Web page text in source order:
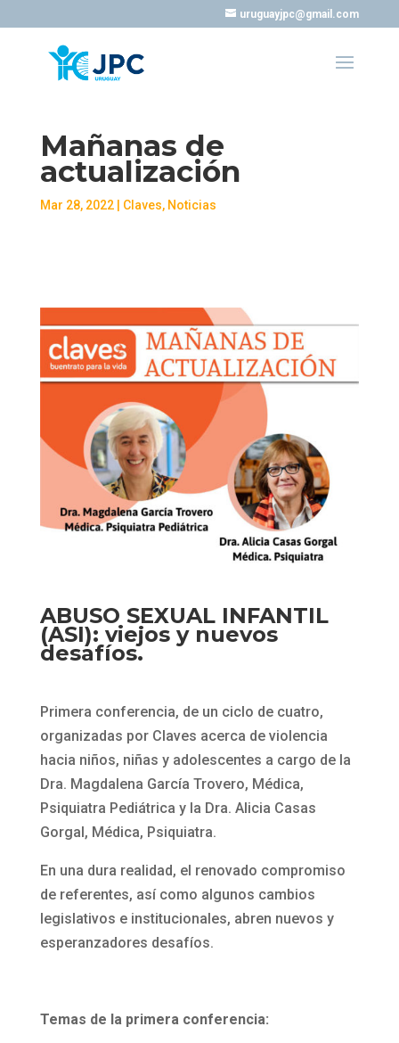
uruguayjpc@gmail.com
Mañanas de
actualización
Mar 28, 2022| Claves, Noticias
ABUSO SEXUAL INFANTIL
(ASI): viejos y nuevos
desafíos.
Primera conferencia, de un ciclo de cuatro,
organizadas por Claves acerca de violencia
hacia niños, niñas y adolescentes a cargo de la
Dra. Magdalena García Trovero, Médica,
Psiquiatra Pediátrica y la Dra. Alicia Casas
Gorgal, Médica, Psiquiatra.
En una dura realidad, el renovado compromiso
de referentes, así como algunos cambios
legislativos e institucionales, abren nuevos y
esperanzadores desafíos.
Temas de la primera conferencia: